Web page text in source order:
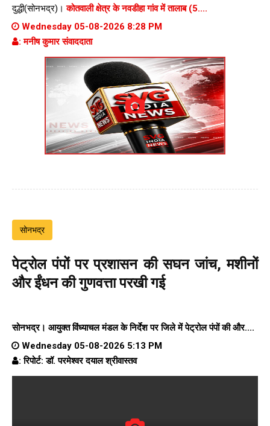
दुद्धी(सोनभद्र)।कोतवाली क्षेत्र के नवडीहा गांव में तालाब (5....
Wednesday 05-08-2026 8:28 PM
: मनीष कुमार संवाददाता
सोनभद्र
पेट्रोल पंपों पर प्रशासन की सघन जांच, मशीनों
और ईंधन की गुणवत्ता परखी गई
सोनभद्र। आयुक्त विंध्याचल मंडल के निर्देश पर जिले में पेट्रोल पंपों की और....
Wednesday 05-08-2026 5:13 PM
: रिपोर्ट: डॉ. परमेश्वर दयाल श्रीवास्तव